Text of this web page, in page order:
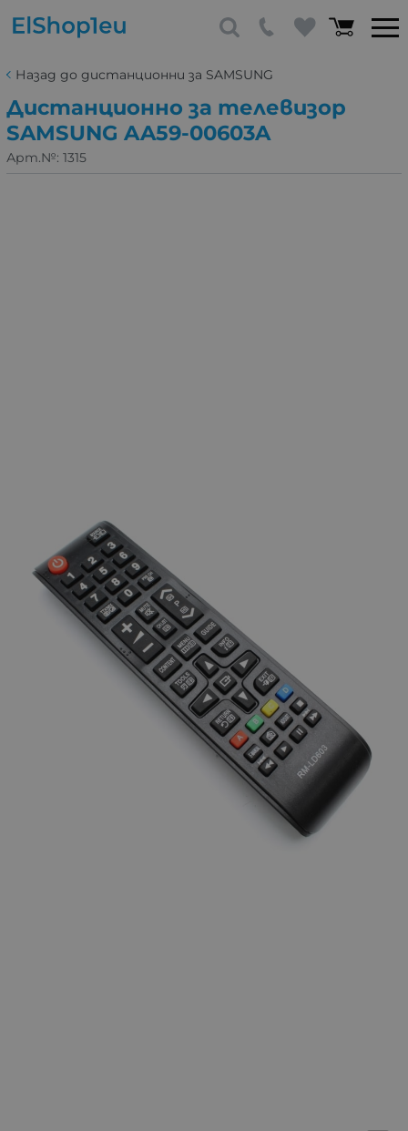
Назад до дистанционни за SAMSUNG
Дистанционно за телевизор
SAMSUNG AA59-00603A
Арт.№: 1315